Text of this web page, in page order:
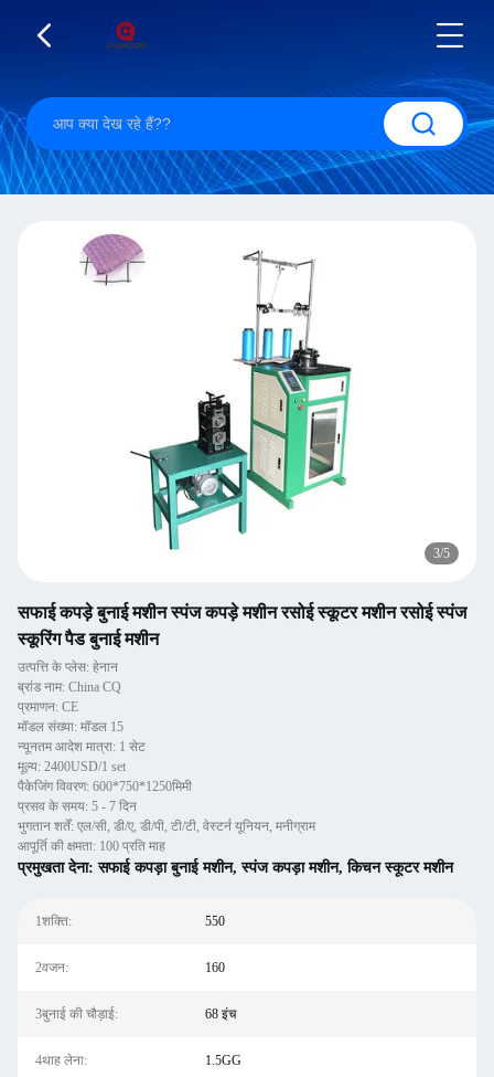
4/5
सफाई कपड़े बुनाई मशीन स्पंज कपड़े मशीन रसोई स्कूटर मशीन रसोई स्पंज
स्कूरिंग पैड बुनाई मशीन
उत्पत्ति के प्लेस: हेनान
ब्रांड नाम: China CQ
प्रमाणन: CE
मॉडल संख्या: मॉडल 15
न्यूनतम आदेश मात्रा: 1 सेट
मूल्य: 2400USD/1 set
पैकेजिंग विवरण: 600*750*1250मिमी
प्रसव के समय: 5 - 7 दिन
भुगतान शर्तें: एल/सी, डी/ए, डी/पी, टी/टी, वेस्टर्न यूनियन, मनीग्राम
आपूर्ति की क्षमता: 100 प्रति माह
प्रमुखता देना:सफाई कपड़ा बुनाई मशीन,स्पंज कपड़ा मशीन,किचन स्कूटर मशीन
1शक्ति: 550
2वजन: 160
3बुनाई की चौड़ाई: 68 इंच
4थाह लेना: 1.5GG